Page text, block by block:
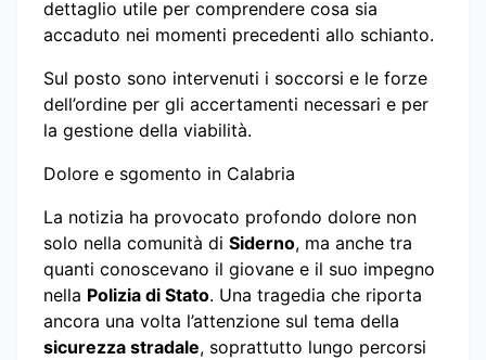
dettaglio utile per comprendere cosa sia
accaduto nei momenti precedenti allo schianto.
Sul posto sono intervenuti i soccorsi e le forze
dell’ordine per gli accertamenti necessari e per
la gestione della viabilità.
Dolore e sgomento in Calabria
La notizia ha provocato profondo dolore non
solo nella comunità di Siderno, ma anche tra
quanti conoscevano il giovane e il suo impegno
nella Polizia di Stato. Una tragedia che riporta
ancora una volta l’attenzione sul tema della
sicurezza stradale, soprattutto lungo percorsi